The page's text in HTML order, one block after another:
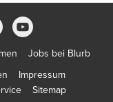
Jobs bei Blurb
Impressum
Sitemap